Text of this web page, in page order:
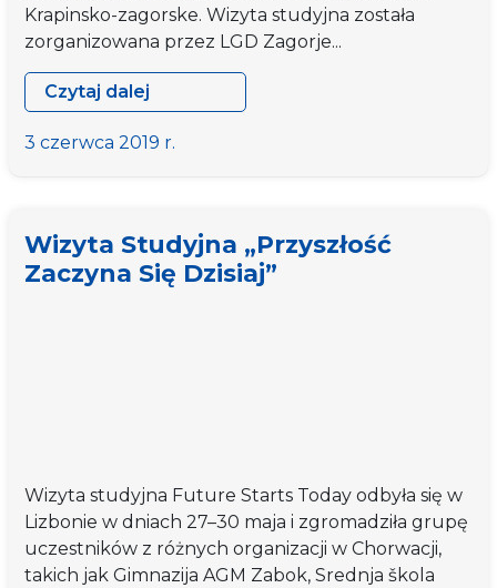
Krapinsko-zagorske. Wizyta studyjna została
zorganizowana przez LGD Zagorje...
Czytaj dalej
Wizyta
studyjna
dzisiaj”
3 czerwca 2019 r.
Wizyta Studyjna „Przyszłość
Zaczyna Się Dzisiaj”
Wizyta studyjna Future Starts Today odbyła się w
Lizbonie w dniach 27–30 maja i zgromadziła grupę
uczestników z różnych organizacji w Chorwacji,
takich jak Gimnazija AGM Zabok, Srednja škola